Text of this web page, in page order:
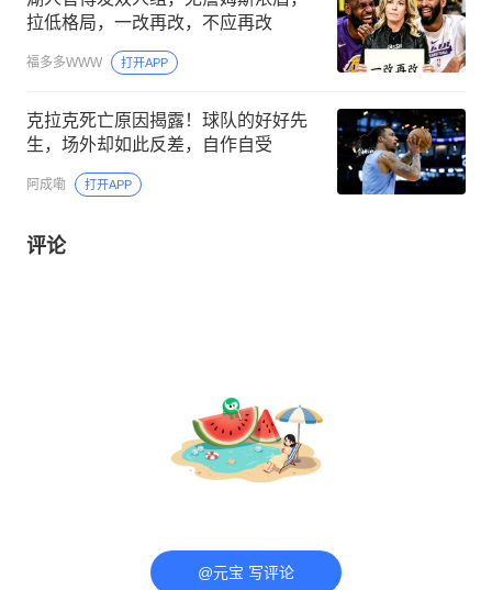
拉低格局，一改再改，不应再改
福多多WWW 打开APP
克拉克死亡原因揭露！球队的好好先
生，场外却如此反差，自作自受
阿成嘞 打开APP
评论
@元宝 写评论